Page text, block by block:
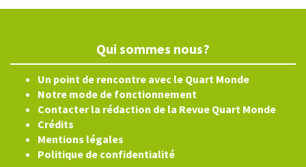
Qui sommes nous?
Un point de rencontre avec le Quart Monde
Notre mode de fonctionnement
Contacter la rédaction de la Revue Quart Monde
Crédits
Mentions légales
Politique de confidentialité